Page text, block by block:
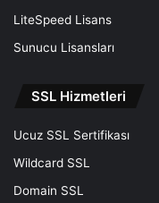
LiteSpeed Lisans
Sunucu Lisansları
SSL Hizmetleri
Ucuz SSL Sertifikası
Wildcard SSL
Domain SSL